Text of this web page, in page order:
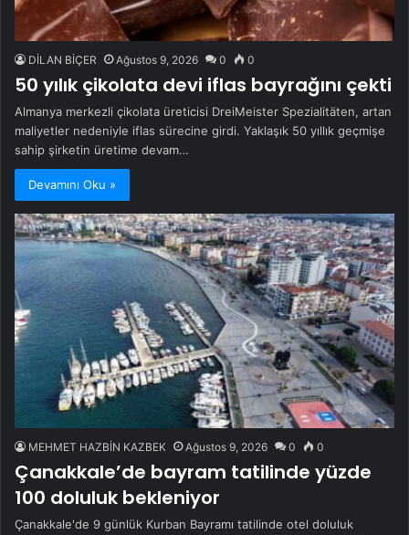
DİLAN BİÇER Ağustos 9, 2026 0 0
50 yılık çikolata devi iflas bayrağını çekti
Almanya merkezli çikolata üreticisi DreiMeister Spezialitäten, artan
maliyetler nedeniyle iflas sürecine girdi. Yaklaşık 50 yıllık geçmişe
sahip şirketin üretime devam…
Devamını Oku »
MEHMET HAZBİN KAZBEK Ağustos 9, 2026 0 0
Çanakkale’de bayram tatilinde yüzde
100 doluluk bekleniyor
Çanakkale'de 9 günlük Kurban Bayramı tatilinde otel doluluk